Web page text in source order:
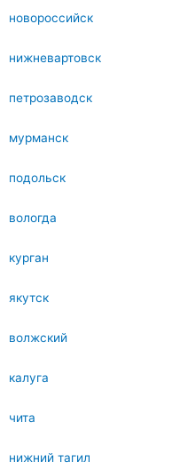
новороссийск
нижневартовск
петрозаводск
мурманск
подольск
вологда
курган
якутск
волжский
калуга
чита
нижний тагил